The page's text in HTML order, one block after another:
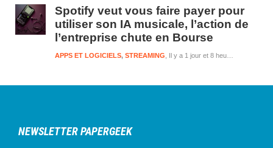
Spotify veut vous faire payer pour
utiliser son IA musicale, l’action de
l’entreprise chute en Bourse
Il y a 1 jour et 8 heures
APPS ET LOGICIELS, STREAMING
NEWSLETTER PAPERGEEK